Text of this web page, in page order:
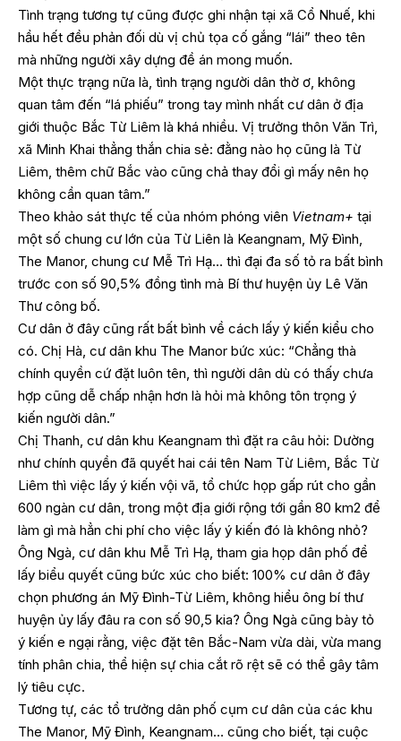
Tình trạng tương tự cũng được ghi nhận tại xã Cổ Nhuế, khi
hầu hết đều phản đối dù vị chủ tọa cố gắng “lái” theo tên
mà những người xây dựng đề án mong muốn.
Một thực trạng nữa là, tình trạng người dân thờ ơ, không
quan tâm đến “lá phiếu” trong tay mình nhất cư dân ở địa
giới thuộc Bắc Từ Liêm là khá nhiều. Vị trưởng thôn Văn Trì,
xã Minh Khai thẳng thắn chia sẻ: đằng nào họ cũng là Từ
Liêm, thêm chữ Bắc vào cũng chả thay đổi gì mấy nên họ
không cần quan tâm.”
Theo khảo sát thực tế của nhóm phóng viên Vietnam+ tại
một số chung cư lớn của Từ Liên là Keangnam, Mỹ Đình,
The Manor, chung cư Mễ Trì Hạ… thì đại đa số tỏ ra bất bình
trước con số 90,5% đồng tình mà Bí thư huyện ủy Lê Văn
Thư công bố.
Cư dân ở đây cũng rất bất bình về cách lấy ý kiến kiểu cho
có. Chị Hà, cư dân khu The Manor bức xúc: “Chẳng thà
chính quyền cứ đặt luôn tên, thì người dân dù có thấy chưa
hợp cũng dễ chấp nhận hơn là hỏi mà không tôn trọng ý
kiến người dân.”
Chị Thanh, cư dân khu Keangnam thì đặt ra câu hỏi: Dường
như chính quyền đã quyết hai cái tên Nam Từ Liêm, Bắc Từ
Liêm thì việc lấy ý kiến vội vã, tổ chức họp gấp rút cho gần
600 ngàn cư dân, trong một địa giới rộng tới gần 80 km2 để
làm gì mà hẳn chi phí cho việc lấy ý kiến đó là không nhỏ?
Ông Ngà, cư dân khu Mễ Trì Hạ, tham gia họp dân phố để
lấy biểu quyết cũng bức xúc cho biết: 100% cư dân ở đây
chọn phương án Mỹ Đình-Từ Liêm, không hiểu ông bí thư
huyện ủy lấy đâu ra con số 90,5 kia? Ông Ngà cũng bày tỏ
ý kiến e ngại rằng, việc đặt tên Bắc-Nam vừa dài, vừa mang
tính phân chia, thể hiện sự chia cắt rõ rệt sẽ có thể gây tâm
lý tiêu cực.
Tương tự, các tổ trưởng dân phố cụm cư dân của các khu
The Manor, Mỹ Đình, Keangnam… cũng cho biết, tại cuộc